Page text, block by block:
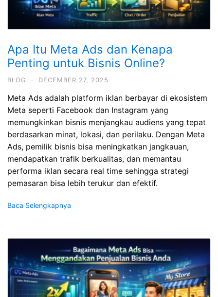
Apa Itu Meta Ads dan Kenapa
Penting untuk Bisnis Online?
BLOG · DECEMBER 27, 2025
Meta Ads adalah platform iklan berbayar di ekosistem
Meta seperti Facebook dan Instagram yang
memungkinkan bisnis menjangkau audiens yang tepat
berdasarkan minat, lokasi, dan perilaku. Dengan Meta
Ads, pemilik bisnis bisa meningkatkan jangkauan,
mendapatkan trafik berkualitas, dan memantau
performa iklan secara real time sehingga strategi
pemasaran bisa lebih terukur dan efektif.
Baca Selengkapnya